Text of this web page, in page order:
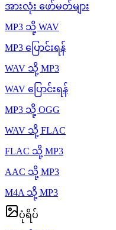
အားလုံး ဖော်မတ်များ
MP3 သို့ WAV
MP3 ပြောင်းရန်
WAV သို့ MP3
WAV ပြောင်းရန်
MP3 သို့ OGG
WAV သို့ FLAC
FLAC သို့ MP3
AAC သို့ MP3
M4A သို့ MP3
ပုံရိပ်